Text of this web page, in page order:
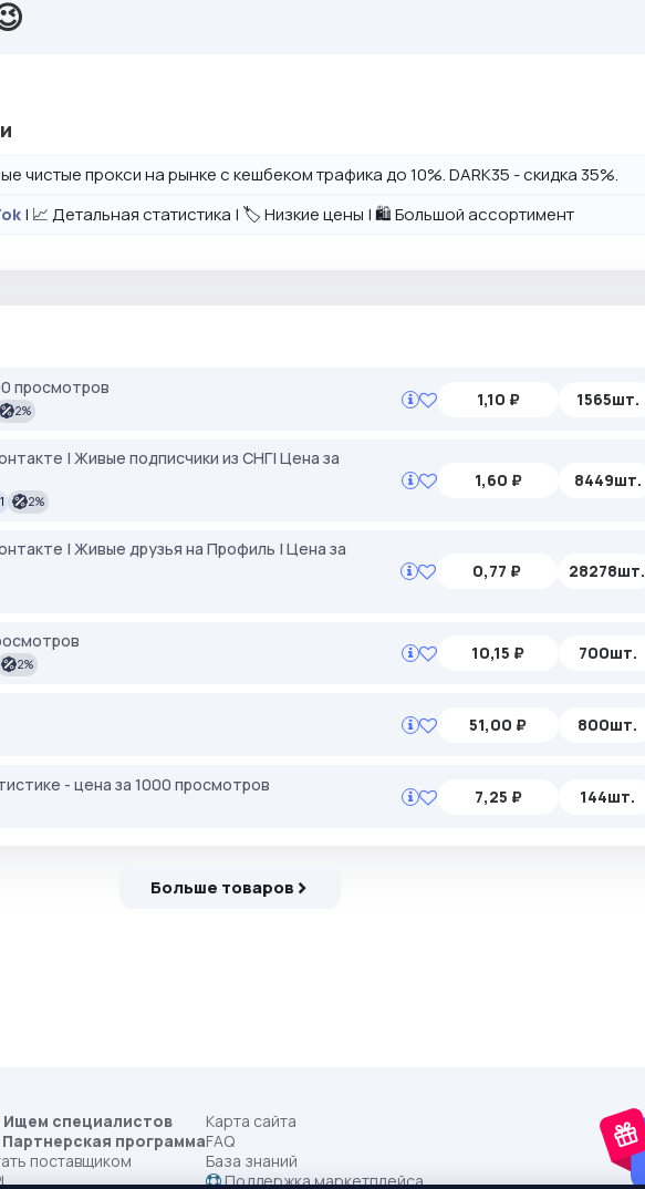
чистые прокси на рынке с кешбеком трафика до 10%. DARK35 - скидка 35%.
| 📈 Детальная статистика | 🏷️ Низкие цены | 🛍️ Большой ассортимент
просмотров
2%
1,10 ₽ 1565шт.
| Живые подписчики из СНГ| Цена за
2%
1,60 ₽ 8449шт.
| Живые друзья на Профиль | Цена за
0,77 ₽ 28278шт.
2%
10,15 ₽ 700шт.
51,00 ₽ 800шт.
- цена за 1000 просмотров
7,25 ₽ 144шт.
Больше товаров
Ищем специалистов
Партнерская программа
поставщиком
Карта сайта
FAQ
База знаний
Поддержка маркетплейса